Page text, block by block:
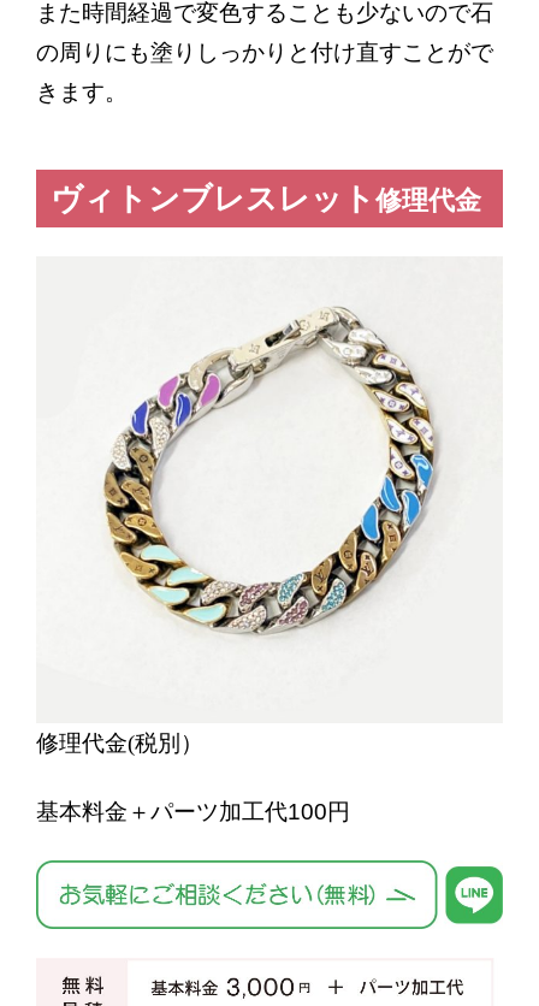
また時間経過で変色することも少ないので石
の周りにも塗りしっかりと付け直すことがで
きます。
ヴィトンブレスレット 修理代金
修理代金(税別）
基本料金＋パーツ加工代100円